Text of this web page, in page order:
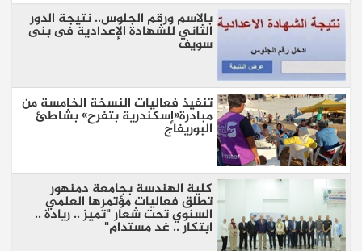
بالاسم ورقم الجلوس.. نتيجة الدور
الثاني للشهادة الإعدادية فى بنى
سويف
تنفيذ فعاليات النسخة الخامسة من
مبادرة«إسكندرية بتفرح» بشاطئ
البوريفاج
كلية الهندسة بجامعة دمنهور
تطلق فعاليات مؤتمرها العلمي
السنوي تحت شعار "تميز .. ريادة ..
ابتكار .. غد مستدام"